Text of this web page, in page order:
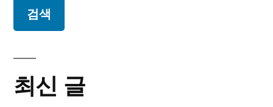
독
운
동
가
김
최신 글